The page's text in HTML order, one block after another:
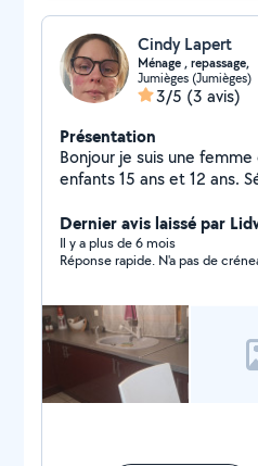
Cindy Lapert
Ménage , repassage,
Jumièges (Jumièges)
3/5 (3 avis)
Présentation
Bonjour je suis une femme de 36 ans,
enfants 15 ans et 12 ans. Sérieuse, souriante,
professionnelle. Je souhaiterais trouver des contrats
d'aide à domiciles en
domicile, courses, prise de
tarif
Dernier avis laissé par
Il y a plus de 6 mois
Réponse rapide. N'a pas de